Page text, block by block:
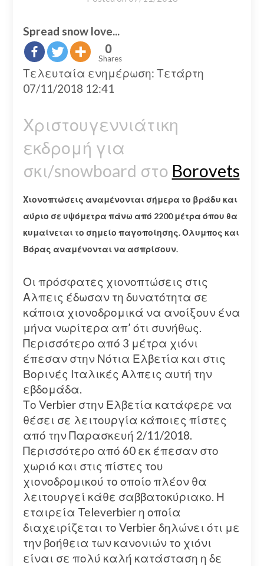
Spread snow love...
0
Shares
Τελευταία ενημέρωση: Τετάρτη
07/11/2018 12:41
Χριστουγεννιάτικη
εκδρομή για
σκι/snowboard στο Borovets
Χιονοπτώσεις αναμένονται σήμερα το βράδυ και
αύριο σε υψόμετρα πάνω από 2200 μέτρα όπου θα
κυμαίνεται το σημείο παγοποίησης. Ολυμπος και
Βόρας αναμένονται να ασπρίσουν.
Οι πρόσφατες χιονοπτώσεις στις
Αλπεις έδωσαν τη δυνατότητα σε
κάποια χιονοδρομικά να ανοίξουν ένα
μήνα νωρίτερα απ’ ότι συνήθως.
Περισσότερο από 3 μέτρα χιόνι
έπεσαν στην Νότια Ελβετία και στις
Βορινές Ιταλικές Αλπεις αυτή την
εβδομάδα.
Το Verbier στην Ελβετία κατάφερε να
θέσει σε λειτουργία κάποιες πίστες
από την Παρασκευή 2/11/2018.
Περισσότερο από 60 εκ έπεσαν στο
χωριό και στις πίστες του
χιονοδρομικού το οποίο πλέον θα
λειτουργεί κάθε σαββατοκύριακο. Η
εταιρεία Televerbier η οποία
διαχειρίζεται το Verbier δηλώνει ότι με
την βοήθεια των κανονιών το χιόνι
είναι σε πολύ καλή κατάσταση η δε